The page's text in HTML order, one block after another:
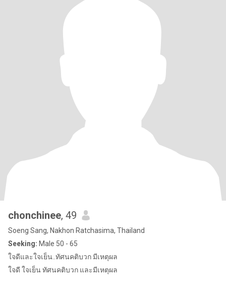
chonchinee, 49
Soeng Sang, Nakhon Ratchasima, Thailand
Seeking: Male 50 - 65
ใจดีและใจเย็น..ทัศนคติบวก มีเหตุผล
ใจดี ใจเย็น ทัศนคติบวก และมีเหตุผล